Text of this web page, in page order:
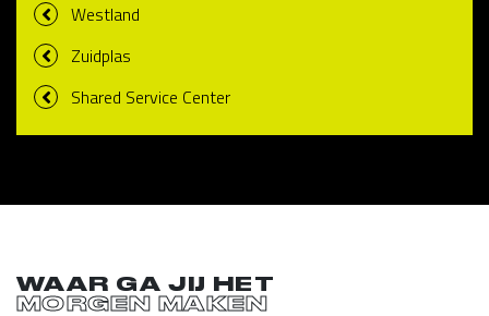
Westland
Zuidplas
Shared Service Center
WAAR GA JIJ HET
MORGEN MAKEN